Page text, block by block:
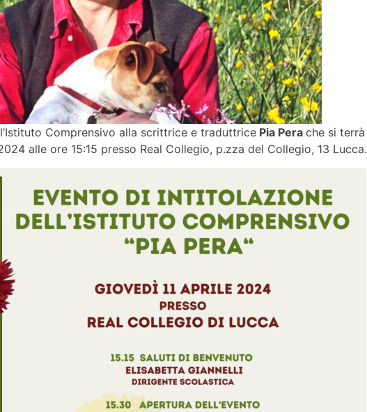
Comprensivo alla scrittrice e traduttrice Pia Pera che si terrà
alle ore 15:15 presso Real Collegio, p.zza del Collegio, 13 Lucca.